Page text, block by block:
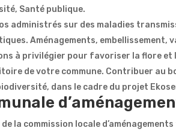
Santé publique.
administrés sur des maladies
Aménagements,
à privilégier pour favoriser la flore et
de votre commune. Contribuer au
dans le cadre du projet
la commission locale